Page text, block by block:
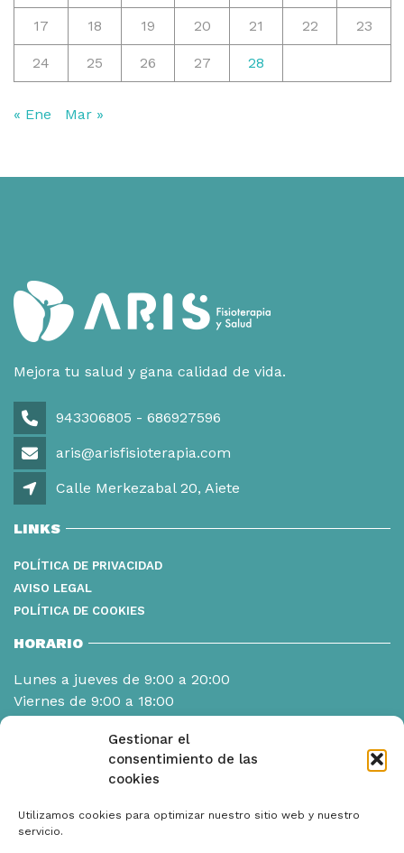
Gestionar el
consentimiento de las
cookies
Utilizamos cookies para optimizar nuestro sitio web y nuestro
servicio.
17 18 19 20 21 22 23
24 25 26 27 28
« Ene Mar »
Mejora tu salud y gana calidad de vida.
943306805 - 686927596
aris@arisfisioterapia.com
Calle Merkezabal 20, Aiete
LINKS
POLÍTICA DE PRIVACIDAD
AVISO LEGAL
POLÍTICA DE COOKIES
HORARIO
Lunes a jueves de 9:00 a 20:00
Viernes de 9:00 a 18:00